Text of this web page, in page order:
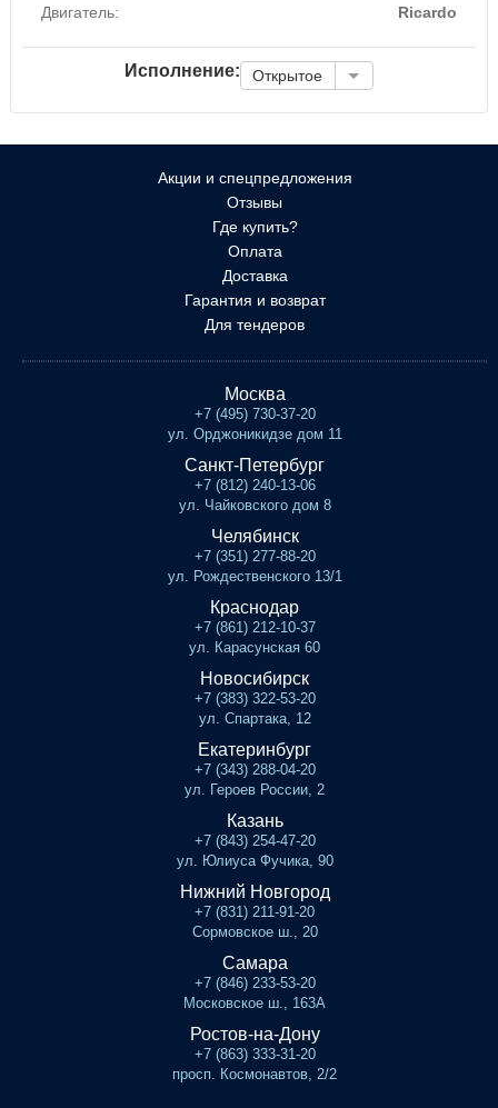
Двигатель:
Ricardo
Исполнение: Открытое
Акции и спецпредложения
Отзывы
Где купить?
Оплата
Доставка
Гарантия и возврат
Для тендеров
Москва
+7 (495) 730-37-20
ул. Орджоникидзе дом 11
Санкт-Петербург
+7 (812) 240-13-06
ул. Чайковского дом 8
Челябинск
+7 (351) 277-88-20
ул. Рождественского 13/1
Краснодар
+7 (861) 212-10-37
ул. Карасунская 60
Новосибирск
+7 (383) 322-53-20
ул. Спартака, 12
Екатеринбург
+7 (343) 288-04-20
ул. Героев России, 2
Казань
+7 (843) 254-47-20
ул. Юлиуса Фучика, 90
Нижний Новгород
+7 (831) 211-91-20
Сормовское ш., 20
Самара
+7 (846) 233-53-20
Московское ш., 163А
Ростов-на-Дону
+7 (863) 333-31-20
просп. Космонавтов, 2/2